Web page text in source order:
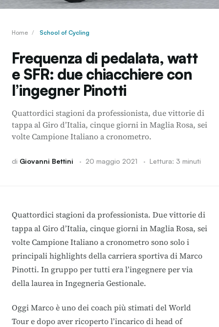
Home / School of Cycling
Frequenza di pedalata, watt
e SFR: due chiacchiere con
l’ingegner Pinotti
Quattordici stagioni da professionista, due vittorie di
tappa al Giro d’Italia, cinque giorni in Maglia Rosa, sei
volte Campione Italiano a cronometro.
di Giovanni Bettini · 20 maggio 2021 · Lettura: 3 minuti
Quattordici stagioni da professionista. Due vittorie di
tappa al Giro d’Italia, cinque giorni in Maglia Rosa, sei
volte Campione Italiano a cronometro sono solo i
principali highlights della carriera sportiva di Marco
Pinotti. In gruppo per tutti era l’ingegnere per via
della laurea in Ingegneria Gestionale.
Oggi Marco è uno dei coach più stimati del World
Tour e dopo aver ricoperto l’incarico di head of